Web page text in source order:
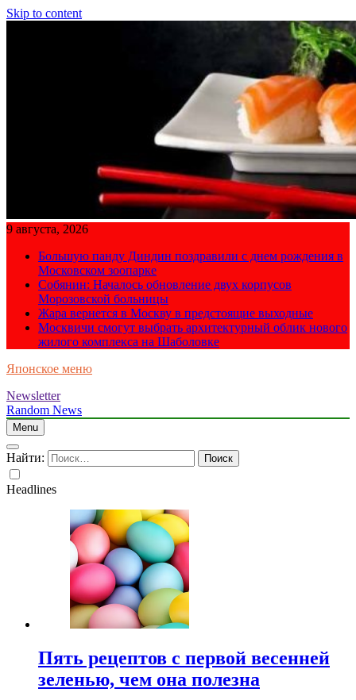
Skip to content
9 августа, 2026
Большую панду Диндин поздравили с днем рождения в
Московском зоопарке
Собянин: Началось обновление двух корпусов
Морозовской больницы
Жара вернется в Москву в предстоящие выходные
Москвичи смогут выбрать архитектурный облик нового
жилого комплекса на Шаболовке
Японское меню
Newsletter
Random News
Menu
Найти:
Headlines
Пять рецептов с первой весенней
зеленью, чем она полезна